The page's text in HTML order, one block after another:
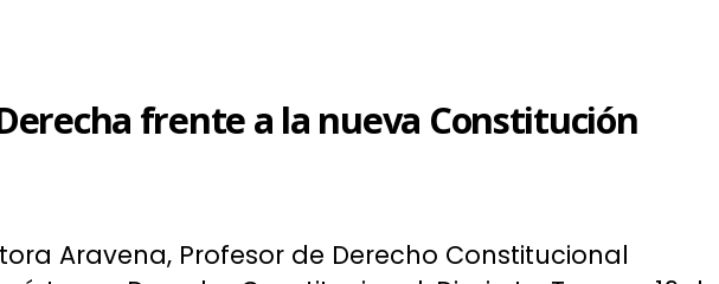
frente a la nueva Constitución
Aravena, Profesor de Derecho Constitucional